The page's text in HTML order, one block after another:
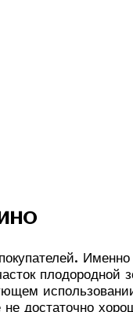
плодородной
достаточно